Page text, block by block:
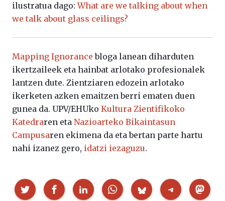
ilustratua dago:What are we talking about when
we talk about glass ceilings?
Mapping Ignorance bloga lanean diharduten
ikertzaileek eta hainbat arlotako profesionalek
lantzen dute. Zientziaren edozein arlotako
ikerketen azken emaitzen berri ematen duen
gunea da. UPV/EHUko Kultura Zientifikoko
Katedraren eta Nazioarteko Bikaintasun
Campusaren ekimena da eta bertan parte hartu
nahi izanez gero, idatzi iezaguzu.
Partekatu